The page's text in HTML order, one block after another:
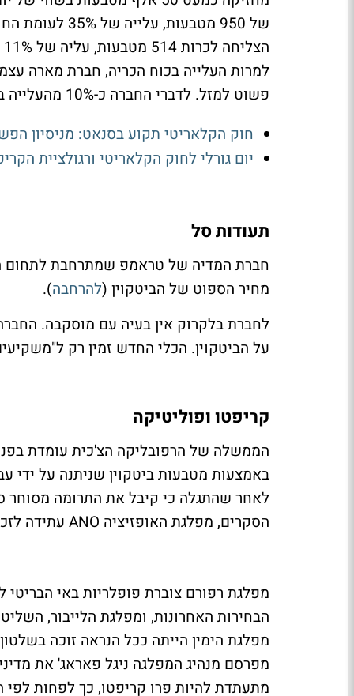
של 950
למרות העלייה בכוח הכריה, חברת מארה
פשוט למזל. לדברי החברה כ-10% מהעלייה בכריה מיוחס פשוט למזל.
חוק הקלאריטי תקוע בסנאט: מניסיון
יום גורלי לחוק הקלאריטי ורגולציית
תעודות סל
חברת המדיה של טראמפ שמתרחבת לתחום
מחיר הספוט של הביטקוין (להרחבה).
לחברת בלקרוק אין בעיה עם מוסקבה.
על הביטקוין. הכלי החדש זמין רק
קריפטו ופוליטיקה
באמצעות מטבעות ביטקוין שניתנה על
לאחר שהתגלה כי קיבל את התרומה מסוחר
הסקרים, מפלגת האופזיציה ANO עתידה לזכות.
מפלגת רפורם צוברת פופלריות באי
הבחירות האחרונות, ומפלגת הלייבור,
מפרסם מנהיג המפלגה ניגל פאראג' את
מתעתדת להיות פרו קריפטו, כך לפחות